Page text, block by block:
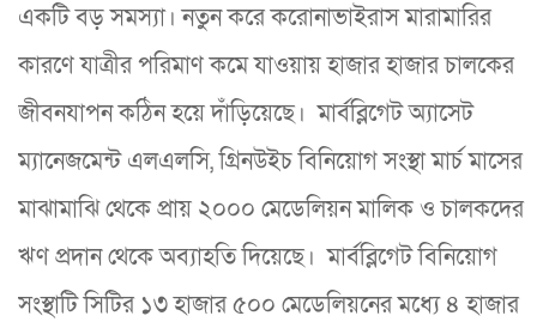
একটি বড় সমস্যা। নতুন করে করোনাভাইরাস মারামারির
কারণে যাত্রীর পরিমাণ কমে যাওয়ায় হাজার হাজার চালকের
জীবনযাপন কঠিন হয়ে দাঁড়িয়েছে। মার্বব্লিগেট অ্যাসেট
ম্যানেজমেন্ট এলএলসি, গ্রিনউইচ বিনিয়োগ সংস্থা মার্চ মাসের
মাঝামাঝি থেকে প্রায় ২০০০ মেডেলিয়ন মালিক ও চালকদের
ঋণ প্রদান থেকে অব্যাহতি দিয়েছে। মার্বব্লিগেট বিনিয়োগ
সংস্থাটি সিটির ১৩ হাজার ৫০০ মেডেলিয়নের মধ্যে ৪ হাজার